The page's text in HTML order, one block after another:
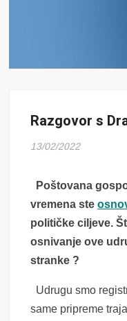
Razgovor s
13/02/2022
Poštovana
vremena ste
političke ciljeve.
osnivanje ove
stranke ?
Udrugu smo
same pripreme